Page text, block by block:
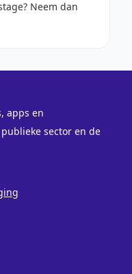
Neem dan
apps en
sector en de